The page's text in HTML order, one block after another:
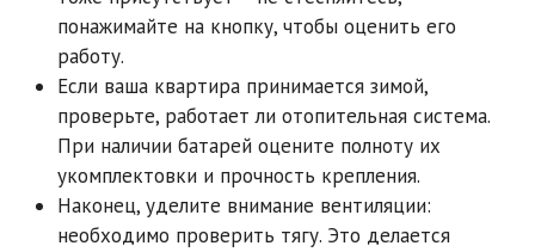
понажимайте на кнопку, чтобы оценить его
работу.
Если ваша квартира принимается зимой,
проверьте, работает ли отопительная система.
При наличии батарей оцените полноту их
укомплектовки и прочность крепления.
Наконец, уделите внимание вентиляции:
необходимо проверить тягу. Это делается